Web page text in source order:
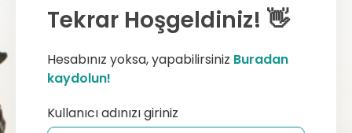
Tekrar Hoşgeldiniz! 👋
Hesabınız yoksa, yapabilirsiniz Buradan
kaydolun!
Kullanıcı adınızı giriniz